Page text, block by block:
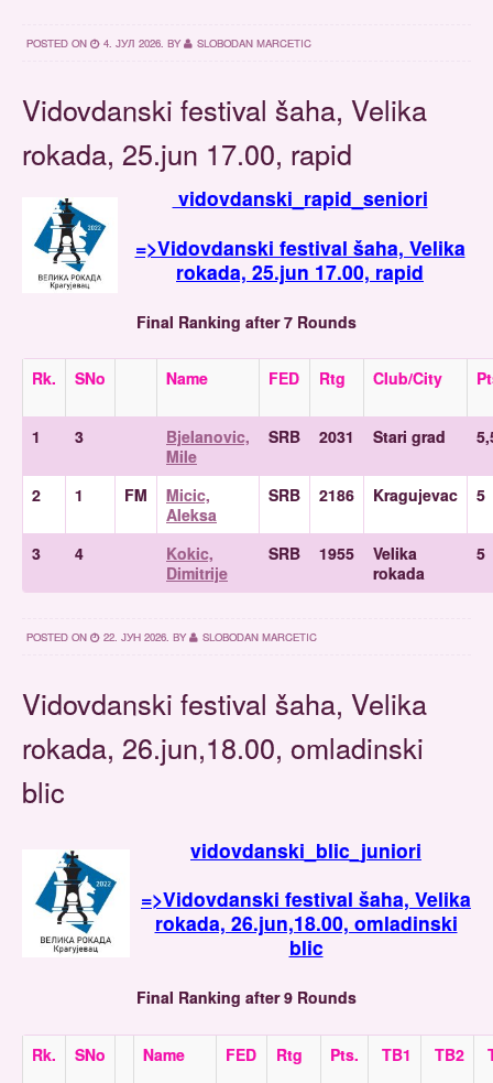
POSTED ON 4. ЈУЛ 2026. BY SLOBODAN MARCETIC
Vidovdanski festival šaha, Velika
rokada, 25.jun 17.00, rapid
vidovdanski_rapid_seniori
=>Vidovdanski festival šaha, Velika
rokada, 25.jun 17.00, rapid
Final Ranking after 7 Rounds
Rk. SNo Name FED Rtg Club/City
1 3
Bjelanovic,
Mile
SRB 2031 Stari grad
2 1 FM
Micic,
Aleksa
SRB 2186 Kragujevac 5
3 4
Kokic,
Dimitrije
SRB 1955
Velika
rokada
5
POSTED ON 22. ЈУН 2026. BY SLOBODAN MARCETIC
Vidovdanski festival šaha, Velika
rokada, 26.jun,18.00, omladinski
blic
vidovdanski_blic_juniori
=>Vidovdanski festival šaha, Velika
rokada, 26.jun,18.00, omladinski
blic
Final Ranking after 9 Rounds
Rk. SNo Name FED Rtg Pts. TB1 TB2